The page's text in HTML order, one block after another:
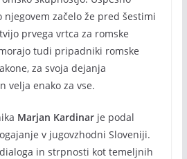
njegovem začelo že pred šestimi
prvega vrtca za romske
tudi pripadniki romske
za svoja dejanja
velja enako za vse.
Marjan Kardinarje podal
v jugovzhodni Sloveniji.
in strpnosti kot temeljnih